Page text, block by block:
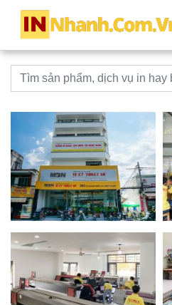
innhanh.com.vn
Từ khoá tìm kiếm